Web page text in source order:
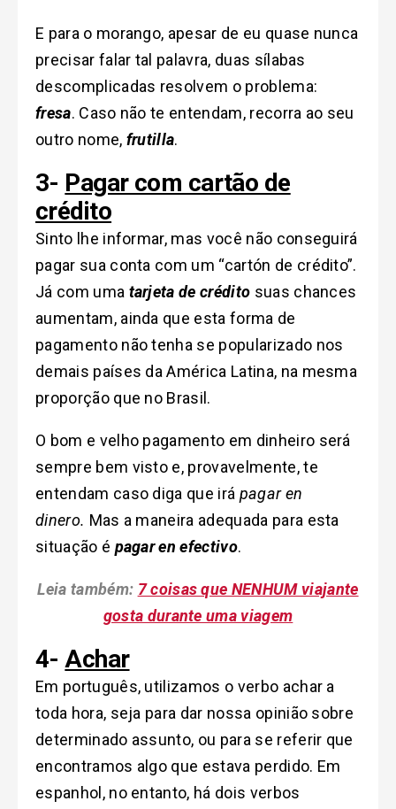
E para o morango, apesar de eu quase nunca
precisar falar tal palavra, duas sílabas
descomplicadas resolvem o problema:
fresa. Caso não te entendam, recorra ao seu
outro nome, frutilla.
3- Pagar com cartão de
crédito
Sinto lhe informar, mas você não conseguirá
pagar sua conta com um “cartón de crédito”.
Já com uma tarjeta de crédito suas chances
aumentam, ainda que esta forma de
pagamento não tenha se popularizado nos
demais países da América Latina, na mesma
proporção que no Brasil.
O bom e velho pagamento em dinheiro será
sempre bem visto e, provavelmente, te
entendam caso diga que irá pagar en
dinero. Mas a maneira adequada para esta
situação é pagar en efectivo.
Leia também: 7 coisas que NENHUM viajante
gosta durante uma viagem
4-Achar
Em português, utilizamos o verbo achar a
toda hora, seja para dar nossa opinião sobre
determinado assunto, ou para se referir que
encontramos algo que estava perdido. Em
espanhol, no entanto, há dois verbos